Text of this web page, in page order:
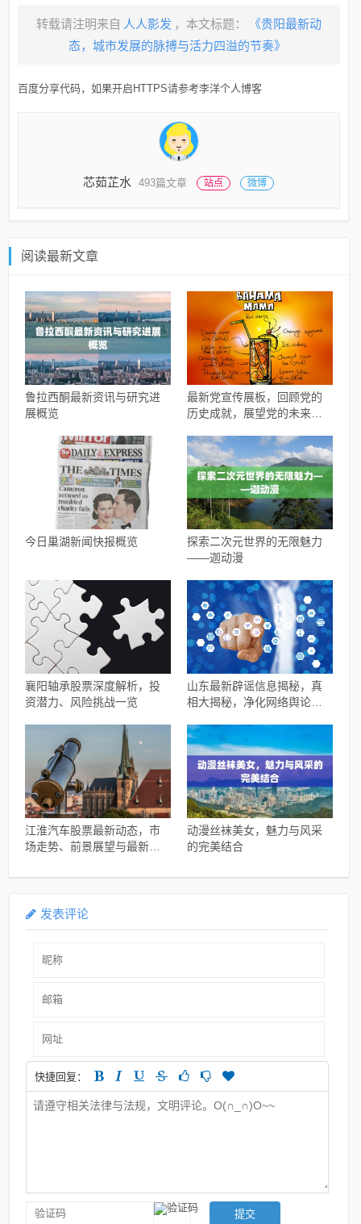
转载请注明来自 人人影发 ，本文标题：
《贵阳最新动
态，城市发展的脉搏与活力四溢的节奏》
百度分享代码，如果开启HTTPS请参考李洋个人博客
芯茹芷水 493篇文章 站点 微博
阅读最新文章
鲁拉西酮最新资讯与研究进
展概览
最新党宣传展板，回顾党的
历史成就，展望党的未来发
今日巢湖新闻快报概览
探索二次元世界的无限魅力
——迦动漫
襄阳轴承股票深度解析，投
资潜力、风险挑战一览
山东最新辟谣信息揭秘，真
相大揭秘，净化网络舆论风
江淮汽车股票最新动态，市
场走势、前景展望与最新消
动漫丝袜美女，魅力与风采
的完美结合
发表评论
快捷回复：